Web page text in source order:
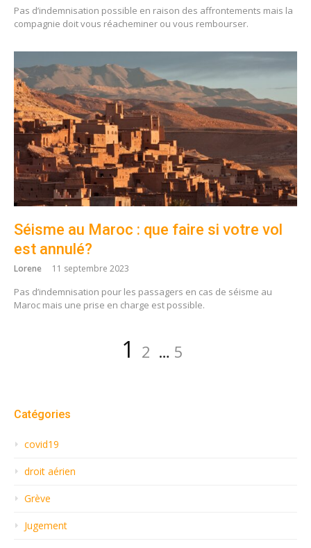
Pas d’indemnisation possible en raison des affrontements mais la
compagnie doit vous réacheminer ou vous rembourser.
Séisme au Maroc : que faire si votre vol
est annulé?
Lorene 11 septembre 2023
Pas d’indemnisation pour les passagers en cas de séisme au
Maroc mais une prise en charge est possible.
Page
1 Page
2 … Page
5
Catégories
covid19
droit aérien
Grève
Jugement